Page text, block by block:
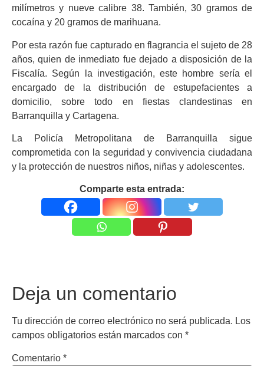
milímetros y nueve calibre 38. También, 30 gramos de
cocaína y 20 gramos de marihuana.
Por esta razón fue capturado en flagrancia el sujeto de 28
años, quien de inmediato fue dejado a disposición de la
Fiscalía. Según la investigación, este hombre sería el
encargado de la distribución de estupefacientes a
domicilio, sobre todo en fiestas clandestinas en
Barranquilla y Cartagena.
La Policía Metropolitana de Barranquilla sigue
comprometida con la seguridad y convivencia ciudadana
y la protección de nuestros niños, niñas y adolescentes.
Comparte esta entrada:
Deja un comentario
Tu dirección de correo electrónico no será publicada. Los
campos obligatorios están marcados con *
Comentario *